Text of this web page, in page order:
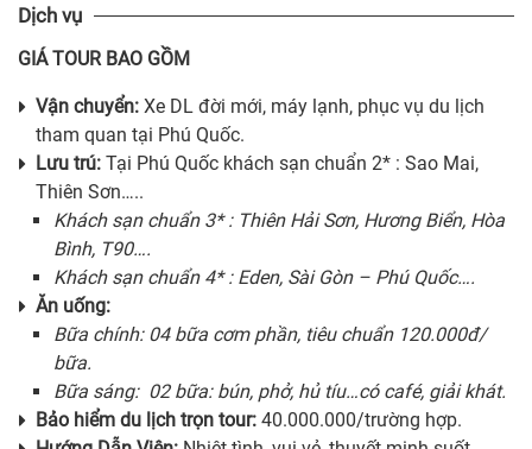
Dịch vụ
GIÁ TOUR BAO GỒM
Vận chuyển: Xe DL đời mới, máy lạnh, phục vụ du lịch
tham quan tại Phú Quốc.
Lưu trú: Tại Phú Quốc khách sạn chuẩn 2* : Sao Mai,
Thiên Sơn…..
Khách sạn chuẩn 3* : Thiên Hải Sơn, Hương Biển, Hòa
Bình, T90….
Khách sạn chuẩn 4* : Eden, Sài Gòn – Phú Quốc….
Ăn uống:
Bữa chính: 04 bữa cơm phần, tiêu chuẩn 120.000đ/
bữa.
Bữa sáng: 02 bữa: bún, phở, hủ tíu…có café, giải khát.
Bảo hiểm du lịch trọn tour: 40.000.000/trường hợp.